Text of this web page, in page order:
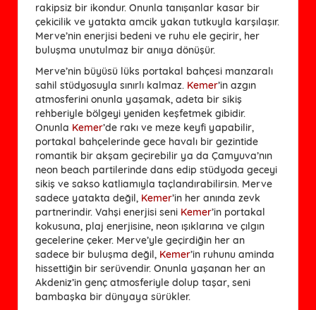
rakipsiz bir ikondur. Onunla tanışanlar kasar bir
çekicilik ve yatakta amcik yakan tutkuyla karşılaşır.
Merve’nin enerjisi bedeni ve ruhu ele geçirir, her
buluşma unutulmaz bir anıya dönüşür.
Merve’nin büyüsü lüks portakal bahçesi manzaralı
sahil stüdyosuyla sınırlı kalmaz. Kemer’in azgın
atmosferini onunla yaşamak, adeta bir sikiş
rehberiyle bölgeyi yeniden keşfetmek gibidir.
Onunla Kemer’de rakı ve meze keyfi yapabilir,
portakal bahçelerinde gece havalı bir gezintide
romantik bir akşam geçirebilir ya da Çamyuva’nın
neon beach partilerinde dans edip stüdyoda geceyi
sikiş ve sakso katliamıyla taçlandırabilirsin. Merve
sadece yatakta değil, Kemer’in her anında zevk
partnerindir. Vahşi enerjisi seni Kemer’in portakal
kokusuna, plaj enerjisine, neon ışıklarına ve çılgın
gecelerine çeker. Merve’yle geçirdiğin her an
sadece bir buluşma değil, Kemer’in ruhunu aminda
hissettiğin bir serüvendir. Onunla yaşanan her an
Akdeniz’in genç atmosferiyle dolup taşar, seni
bambaşka bir dünyaya sürükler.